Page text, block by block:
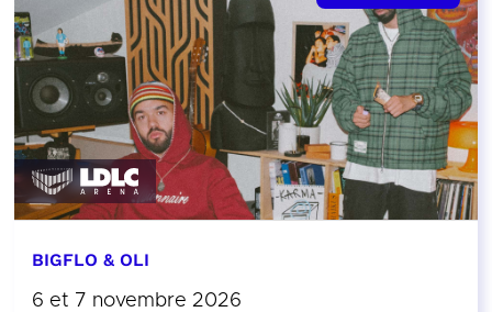
BIGFLO & OLI
6 et 7 novembre 2026